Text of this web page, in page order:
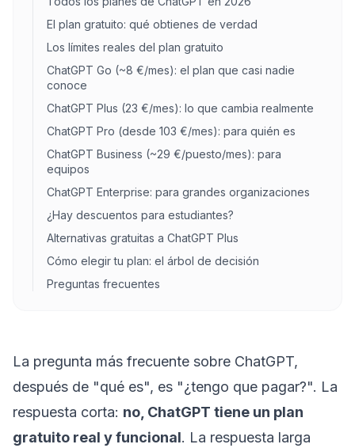
El plan gratuito: qué obtienes de verdad
Los límites reales del plan gratuito
ChatGPT Go (~8 €/mes): el plan que casi nadie
conoce
ChatGPT Plus (23 €/mes): lo que cambia realmente
ChatGPT Pro (desde 103 €/mes): para quién es
ChatGPT Business (~29 €/puesto/mes): para
equipos
ChatGPT Enterprise: para grandes organizaciones
¿Hay descuentos para estudiantes?
Alternativas gratuitas a ChatGPT Plus
Cómo elegir tu plan: el árbol de decisión
Preguntas frecuentes
La pregunta más frecuente sobre ChatGPT,
después de "qué es", es "¿tengo que pagar?". La
respuesta corta: no, ChatGPT tiene un plan
gratuito real y funcional. La respuesta larga